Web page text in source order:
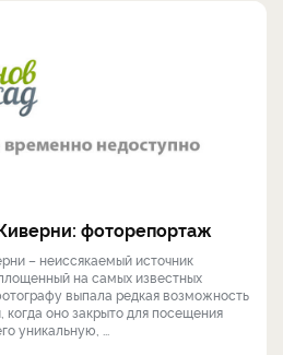
фоторепортаж
– неиссякаемый источник
на самых известных
выпала редкая возможность
когда оно закрыто для посещения
уникальную, ...